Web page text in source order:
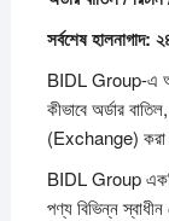
সর্বশেষহালনাগাদ:
BIDL Group-এ
কীভাবে অর্ডার
(Exchange) করা
BIDL Group
পণ্য বিভিন্ন